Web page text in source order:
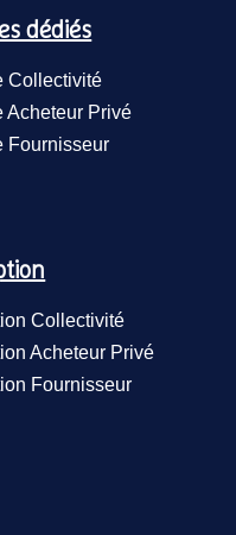
dédiés
Collectivité
Acheteur Privé
Fournisseur
Collectivité
Acheteur Privé
Fournisseur